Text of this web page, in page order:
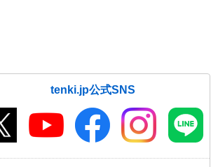
tenki.jp公式SNS